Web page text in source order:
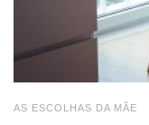
AS ESCOLHAS DA MÃE